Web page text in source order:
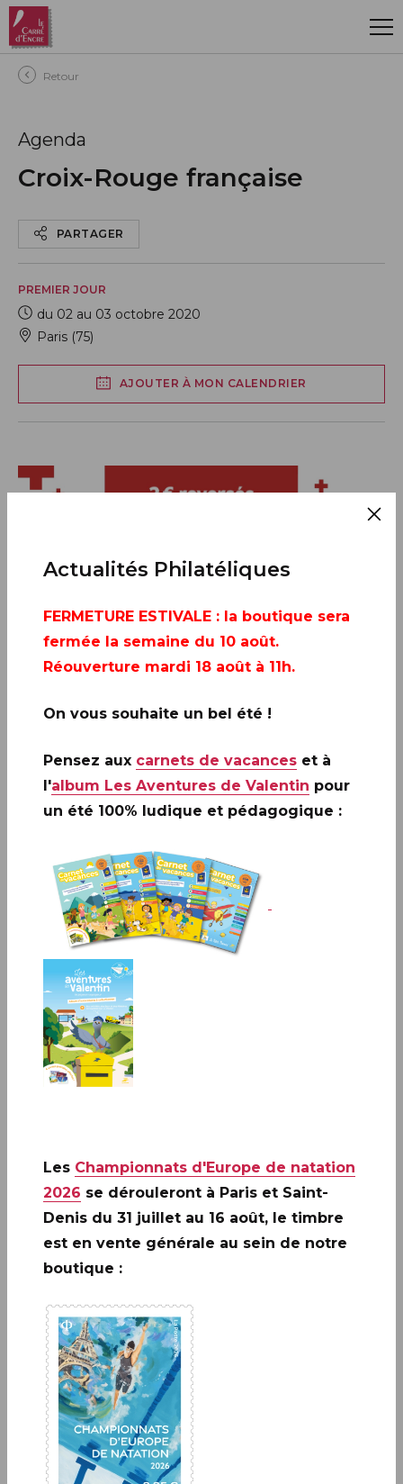
Aller au contenu principal
Retour
Agenda
Croix-Rouge française
PARTAGER
PREMIER JOUR
du 02 au 03 octobre 2020
Paris (75)
AJOUTER À MON CALENDRIER
Paris (75)
A ne pas rater: 20 ANS DE LA
CRÉATION DE PHILAPOSTE
2006 - 2026 / BLOC
EN SAVOIR PLUS
Actualités Philatéliques
FERMETURE ESTIVALE : la boutique sera
fermée la semaine du 10 août.
Réouverture mardi 18 août à 11h.
On vous souhaite un bel été !
Pensez aux carnets de vacances et à
l'album Les Aventures de Valentin pour
un été 100% ludique et pédagogique :
Les Championnats d'Europe de natation
2026 se dérouleront à Paris et Saint-
Denis du 31 juillet au 16 août, le timbre
est en vente générale au sein de notre
boutique :